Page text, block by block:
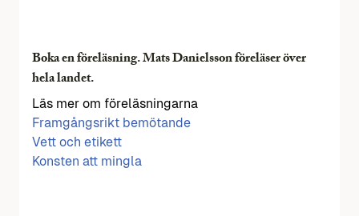
Boka en föreläsning. Mats Danielsson föreläser över
hela landet.
Läs mer om föreläsningarna
Framgångsrikt bemötande
Vett och etikett
Konsten att mingla